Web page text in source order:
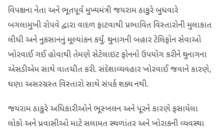
વિપક્ષના નેતા અને ભૂતપૂર્વ મુખ્યમંત્રી જયરામ ઠાકુરે બુધવારે
બગલામુખી રોપવે દ્વારા વાદળ ફાટવાથી પ્રભાવિત વિસ્તારોની મુલાકાત
લીધી અને નુકસાનનું મૂલ્યાંકન કર્યું. થુનાગની બહાર ટેલિફોન સેવાઓ
ખોરવાઈ ગઈ હોવાથી તેમણે સેટેલાઇટ ફોનનો ઉપયોગ કરીને થુનાગના
એસડીએમ સાથે વાતચીત કરી. સંદેશાવ્યવહાર ખોરવાઈ જવાને કારણે,
ઘણા અસરગ્રસ્ત વિસ્તારો સાથે સંપર્ક શક્ય નથી.
જયરામ ઠાકુરે અધિકારીઓને ભૂસ્ખલન અને પૂરને કારણે ફસાયેલા
લોકો અને પ્રવાસીઓ માટે સલામત સ્થળાંતર અને ખોરાકની વ્યવસ્થા